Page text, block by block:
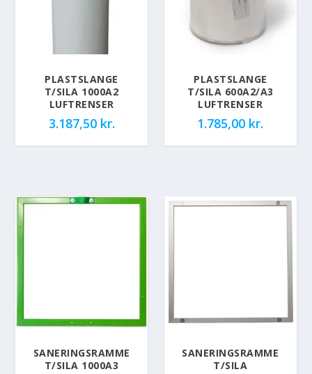
PLASTSLANGE
T/SILA 1000A2
LUFTRENSER
3.187,50 kr.
PLASTSLANGE
T/SILA 600A2/A3
LUFTRENSER
1.785,00 kr.
SANERINGSRAMME
T/SILA 1000A3
SANERINGSRAMME
T/SILA